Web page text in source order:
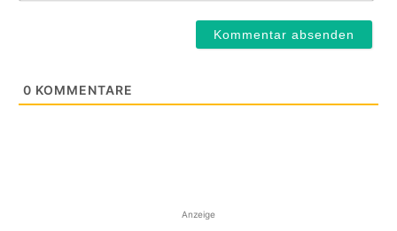
0 KOMMENTARE
Anzeige